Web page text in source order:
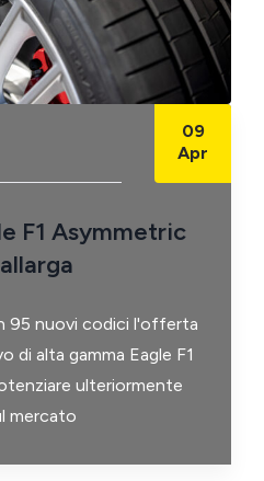
09
Apr
F1 Asymmetric
95 nuovi codici l'offerta
di alta gamma Eagle F1
ulteriormente
mercato